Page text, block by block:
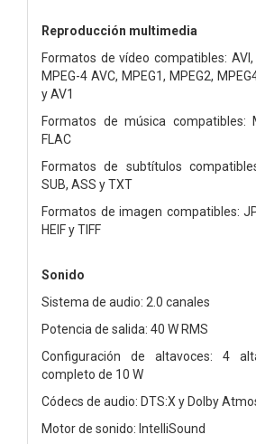
Reproducción multimedia
Formatos de vídeo compatibles: AVI,
MPEG-4 AVC, MPEG1, MPEG2,
y AV1
Formatos de música compatibles:
FLAC
Formatos de subtítulos
SUB, ASS y TXT
Formatos de imagen compatibles:
HEIF y TIFF
Sonido
Sistema de audio: 2.0 canales
Potencia de salida: 40 W RMS
Configuración de altavoces: 4
completo de 10 W
Códecs de audio: DTS:X y Dolby
Motor de sonido: IntelliSound